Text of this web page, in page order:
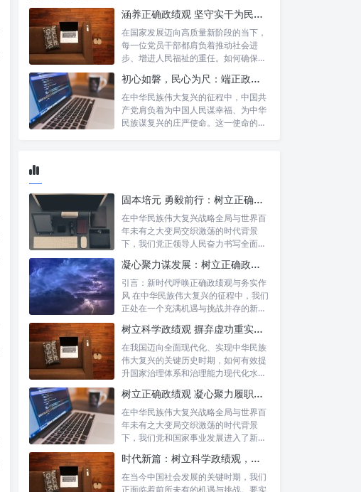
涵养正确政绩观 坚守实干为民情怀：新时代干部成长的双重基石
在国家发展迈向高质量新阶段的当下，
每一位党员干部都肩负着推动社会进
步、增进人民福祉的重任。如何确保我
初心如磐，民心为尺：端正政绩价值取向，砥砺为民服务初心的新时代答卷
在中华民族伟大复兴的征程中，中国共
产党肩负着为中国人民谋幸福、为中华
民族谋复兴的庄严使命。这一使命的实
固本培元 勇毅前行：树立正确政绩观，坚守初心勇担当的时代命题与实践方略
在中华民族伟大复兴战略全局与世界百
年未有之大变局交织激荡的时代背景
下，我们党正领导人民奋力书写全面建
凝心聚力谋发展：树立正确政绩理念，锤炼务实工作作风
引言：新时代呼唤正确政绩观与务实作
风 在中华民族伟大复兴的征程中，我们
正处在一个充满机遇与挑战并存的新时
树立科学政绩观 摒弃虚功重实绩：迈向高质量发展的必由之路
在我国迈向全面现代化、实现中华民族
伟大复兴的关键历史时期，如何有效提
升国家治理体系和治理能力现代化水
树立正确政绩观 凝心聚力履职尽责：新时代干事创业的根本遵循
在中华民族伟大复兴战略全局与世界百
年未有之大变局交织激荡的时代背景
下，我们党和国家事业发展进入了新的
时代新篇：树立科学政绩观，摒弃虚功重实绩，迈向高质量发展
在当今中国社会发展的关键时期，我们
正面临着前所未有的机遇与挑战。要实